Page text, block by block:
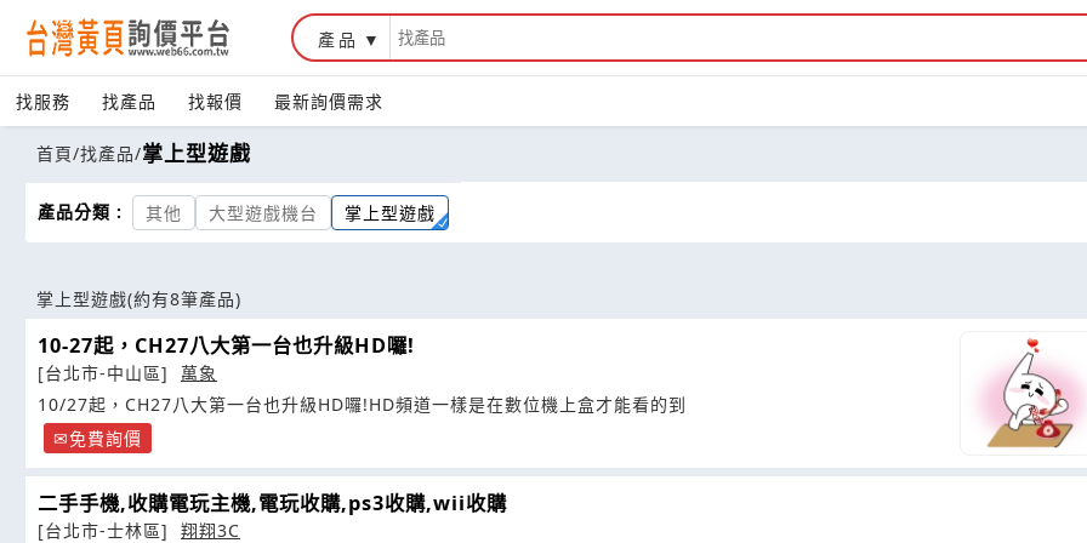
產品
找服務 找產品 找報價 最新詢價需求
首頁/找產品/掌上型遊戲
產品分類 : 其他 大型遊戲機台 掌上型遊戲
掌上型遊戲(約有8筆產品)
10-27起，CH27八大第一台也升級HD囉!
[台北市-中山區]
萬象
10/27起，CH27八大第一台也升級HD囉!HD頻道一樣是在數位機上盒才能看的到
免費詢價
二手手機,收購電玩主機,電玩收購,ps3收購,wii收購
[台北市-士林區] 翔翔3C